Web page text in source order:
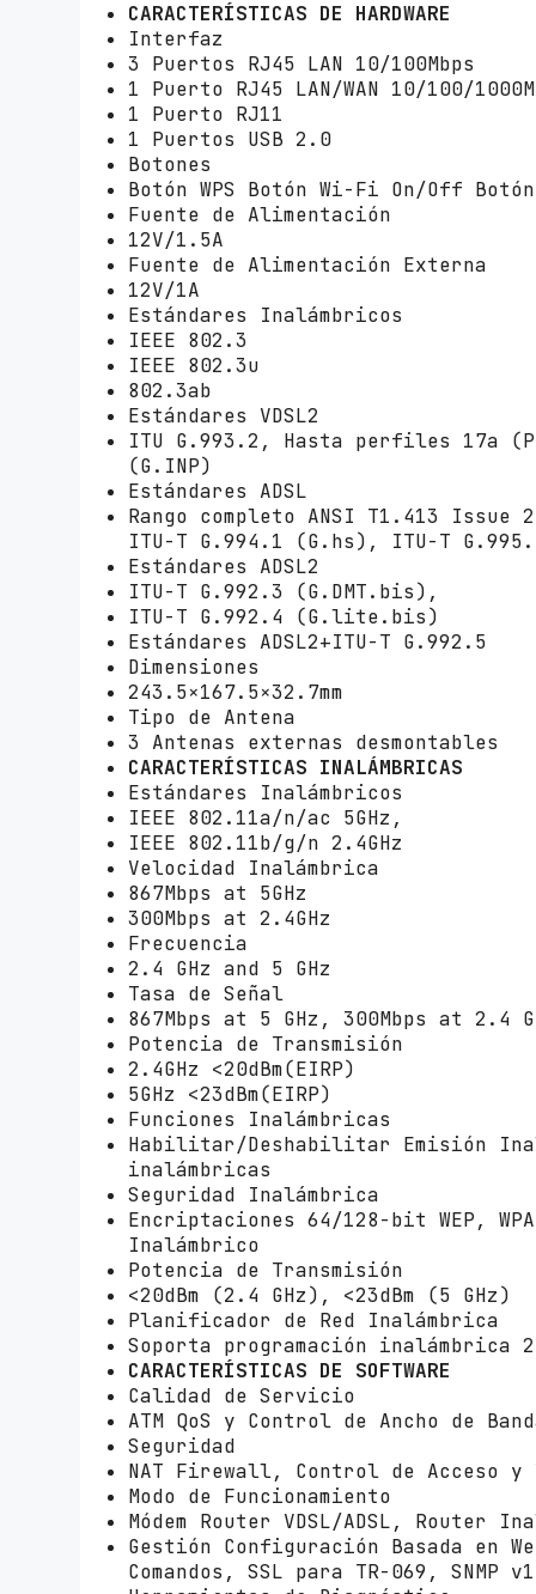
CARACTERÍSTICAS DE HARDWARE
Interfaz
3 Puertos RJ45 LAN 10/100Mbps
1 Puerto RJ45 LAN/WAN 10/100/
1 Puerto RJ11
1 Puertos USB 2.0
Botones
Botón WPS Botón Wi-Fi On/Off
Fuente de Alimentación
12V/1.5A
Fuente de Alimentación Externa
12V/1A
Estándares Inalámbricos
IEEE 802.3
IEEE 802.3u
802.3ab
Estándares VDSL2
ITU G.993.2, Hasta perfiles 17a
(G.INP)
Estándares ADSL
Rango completo ANSI T1.413
ITU-T G.994.1 (G.hs), ITU-T
Estándares ADSL2
ITU-T G.992.3 (G.DMT.bis),
ITU-T G.992.4 (G.lite.bis)
Estándares ADSL2+ITU-T G.992.5
Dimensiones
243.5×167.5×32.7mm
Tipo de Antena
3 Antenas externas desmontables
CARACTERÍSTICAS INALÁMBRICAS
Estándares Inalámbricos
IEEE 802.11a/n/ac 5GHz,
IEEE 802.11b/g/n 2.4GHz
Velocidad Inalámbrica
867Mbps at 5GHz
300Mbps at 2.4GHz
Frecuencia
2.4 GHz and 5 GHz
Tasa de Señal
867Mbps at 5 GHz, 300Mbps at 2.4
Potencia de Transmisión
2.4GHz <20dBm(EIRP)
5GHz <23dBm(EIRP)
Funciones Inalámbricas
Habilitar/Deshabilitar Emisión
inalámbricas
Seguridad Inalámbrica
Encriptaciones 64/128-bit WEP, WPA/
Inalámbrico
Potencia de Transmisión
<20dBm (2.4 GHz), <23dBm (5 GHz)
Planificador de Red Inalámbrica
Soporta programación inalámbrica
CARACTERÍSTICAS DE SOFTWARE
Calidad de Servicio
ATM QoS y Control de Ancho de
Seguridad
NAT Firewall, Control de Acceso y
Modo de Funcionamiento
Módem Router VDSL/ADSL, Router
Gestión Configuración Basada en
Comandos, SSL para TR-069,